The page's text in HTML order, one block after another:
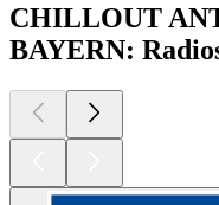
CHILLOUT
BAYERN: